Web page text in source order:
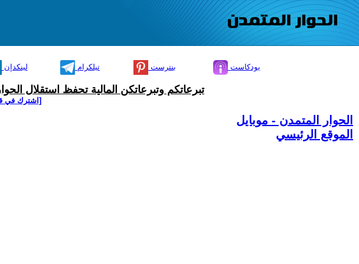
لينكدإن تيلكرام بنترست بودكاست
تبرعاتكم وتبرعاتكن المالية تحفظ استقلال
[اشترك في
الحوار المتمدن - موبايل
الموقع الرئيسي